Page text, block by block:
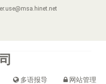
多语报导 网站管理